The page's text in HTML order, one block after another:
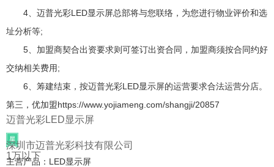
4、迈普光彩LED显示屏总部将与您联络，为您进行物业评价和选
址分析等;
5、加盟商契合出资要求则可签订出资合同，加盟商须按合同约好
交纳相关费用;
6、筹建结束，按迈普光彩LED显示屏的运营要求合法运营分店。
第三，优加盟https://www.yojiameng.com/shangji/20857
迈普光彩LED显示屏
1万以下
深圳市迈普光彩科技有限公司
主营产品：LED显示屏